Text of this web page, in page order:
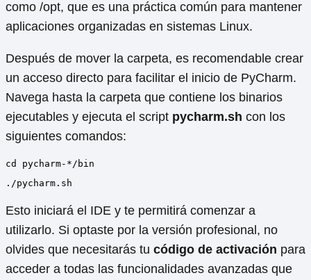
como /opt, que es una práctica común para mantener
aplicaciones organizadas en sistemas Linux.
Después de mover la carpeta, es recomendable crear
un acceso directo para facilitar el inicio de PyCharm.
Navega hasta la carpeta que contiene los binarios
ejecutables y ejecuta el script pycharm.sh con los
siguientes comandos:
cd pycharm-*/bin
./pycharm.sh
Esto iniciará el IDE y te permitirá comenzar a
utilizarlo. Si optaste por la versión profesional, no
olvides que necesitarás tu código de activación para
acceder a todas las funcionalidades avanzadas que